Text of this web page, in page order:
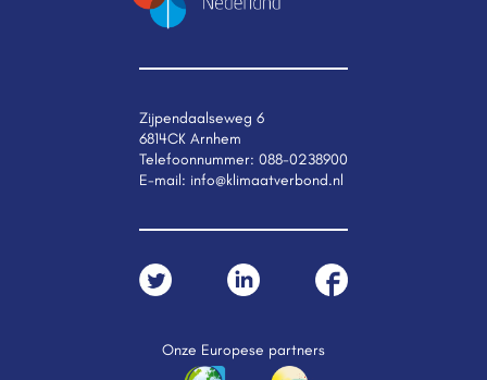
Zijpendaalseweg 6
6814CK Arnhem
Telefoonnummer: 088-0238900
E-mail: info@klimaatverbond.nl
Onze Europese partners